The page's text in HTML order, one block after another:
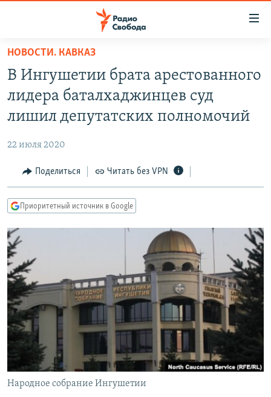
упрощенного
доступа
основному
Вернутся
Вернутся
поиску
ПОДКАСТЫ
АВТОРСКИЕ ПРОЕКТЫ
МНЕНИЯ
КУЛЬТУРА
КАВКАЗ.РЕАЛИИ
СЕВЕР.РЕАЛИИ
СИБИРЬ.РЕАЛИИ
РАСПИСАНИЕ ВЕЩАНИЯ
ПОДПИШИТЕСЬ НА РАССЫЛКУ
СОЦИАЛЬНЫЕ СЕТИ
НОВОСТИ. КАВКАЗ
В Ингушетии брата арестованного
лидера баталхаджинцев суд
лишил депутатских полномочий
22 июля 2020
Поделиться Читать без VPN
Приоритетный источник в Google
Народное собрание Ингушетии